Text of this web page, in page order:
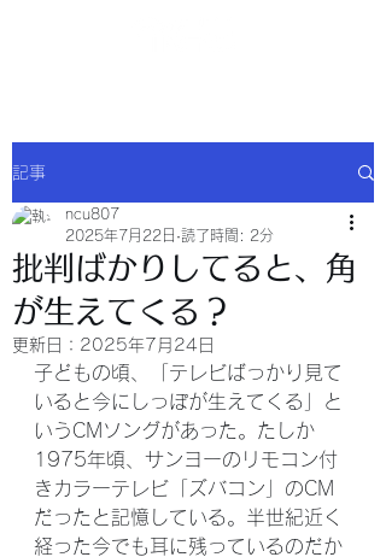
記事
批判ばかりしてると、角
が生えてくる？
ncu807
2025年7月22日 読了時間: 2分
更新日： 2025年7月24日
子どもの頃、「テレビばっかり見て
いると今にしっぽが生えてくる」と
いうCMソングがあった。たしか
1975年頃、サンヨーのリモコン付
きカラーテレビ「ズバコン」のCM
だったと記憶している。半世紀近く
経った今でも耳に残っているのだか